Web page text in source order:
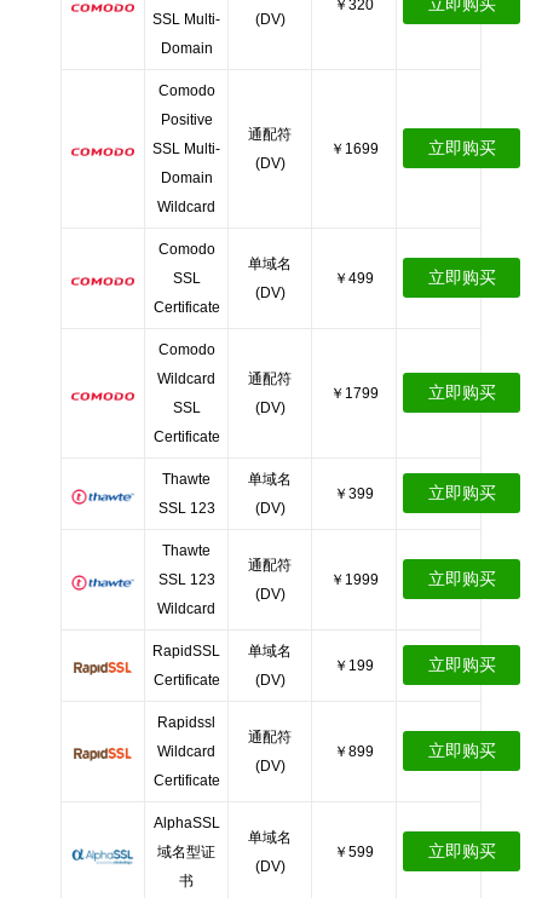
SSL Multi-
Domain
(DV)
￥320
Comodo
Positive
SSL Multi-
Domain
Wildcard
通配符
(DV)
￥1699 立即购买
Comodo
SSL
Certificate
单域名
(DV)
￥499 立即购买
Comodo
Wildcard
SSL
Certificate
通配符
(DV)
￥1799 立即购买
Thawte
SSL 123
单域名
(DV)
￥399 立即购买
Thawte
SSL 123
Wildcard
通配符
(DV)
￥1999 立即购买
RapidSSL
Certificate
单域名
(DV)
￥199 立即购买
Rapidssl
Wildcard
Certificate
通配符
(DV)
￥899 立即购买
AlphaSSL
域名型证
书
单域名
(DV)
￥599 立即购买